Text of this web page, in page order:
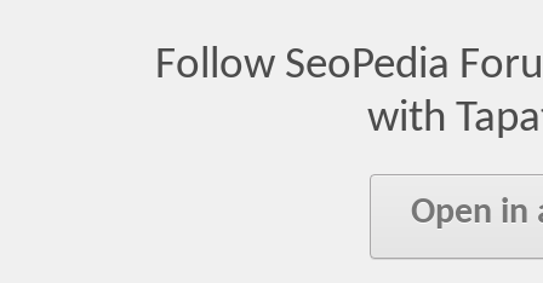
Follow SeoPedia
with
Open in